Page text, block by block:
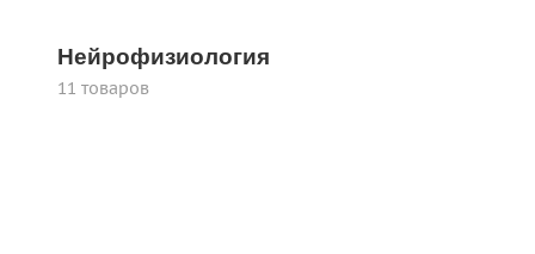
Нейрофизиология
11 товаров